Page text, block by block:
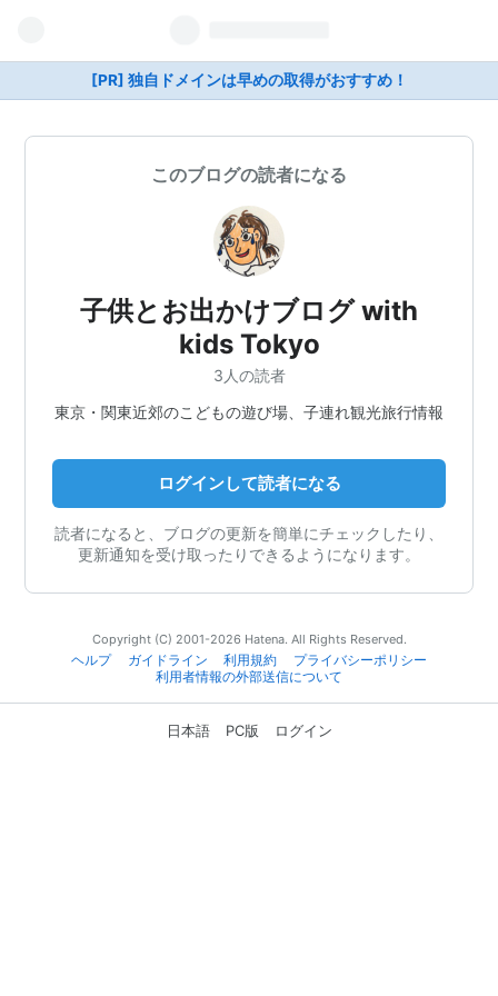
[PR] 独自ドメインは早めの取得がおすすめ！
このブログの読者になる
子供とお出かけブログ with
kids Tokyo
3人の読者
東京・関東近郊のこどもの遊び場、子連れ観光旅行情報
ログインして読者になる
読者になると、ブログの更新を簡単にチェックしたり、
更新通知を受け取ったりできるようになります。
Copyright (C) 2001-2026 Hatena. All Rights Reserved.
ヘルプ
ガイドライン 利用規約
プライバシーポリシー
利用者情報の外部送信について
日本語 PC版 ログイン